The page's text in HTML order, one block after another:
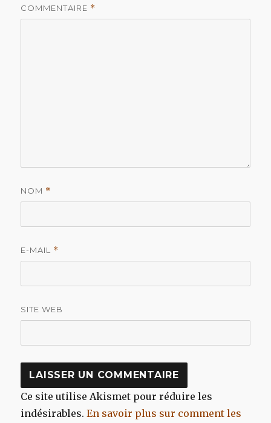
COMMENTAIRE *
NOM *
E-MAIL *
SITE WEB
Ce site utilise Akismet pour réduire les
indésirables.En savoir plus sur comment les